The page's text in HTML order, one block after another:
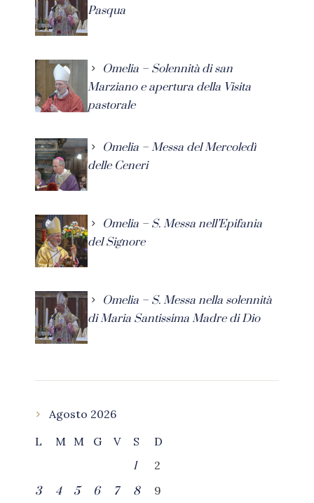
Pasqua
Omelia – Solennità di san
Marziano e apertura della Visita
pastorale
Omelia – Messa del Mercoledì
delle Ceneri
Omelia – S. Messa nell’Epifania
del Signore
Omelia – S. Messa nella solennità
di Maria Santissima Madre di Dio
Agosto 2026
L
M M G V S
D
1
2
3
4 5 6 7 8
9